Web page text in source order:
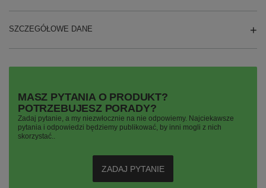
SZCZEGÓŁOWE DANE
MASZ PYTANIA O PRODUKT?
POTRZEBUJESZ PORADY?
Zadaj pytanie, a my niezwłocznie na nie odpowiemy. Najciekawsze
pytania i odpowiedzi będziemy publikować, by inni mogli z nich
skorzystać..
ZADAJ PYTANIE